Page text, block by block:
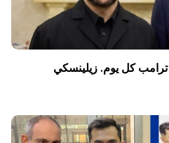
ترامب كل يوم. زيلينسكي